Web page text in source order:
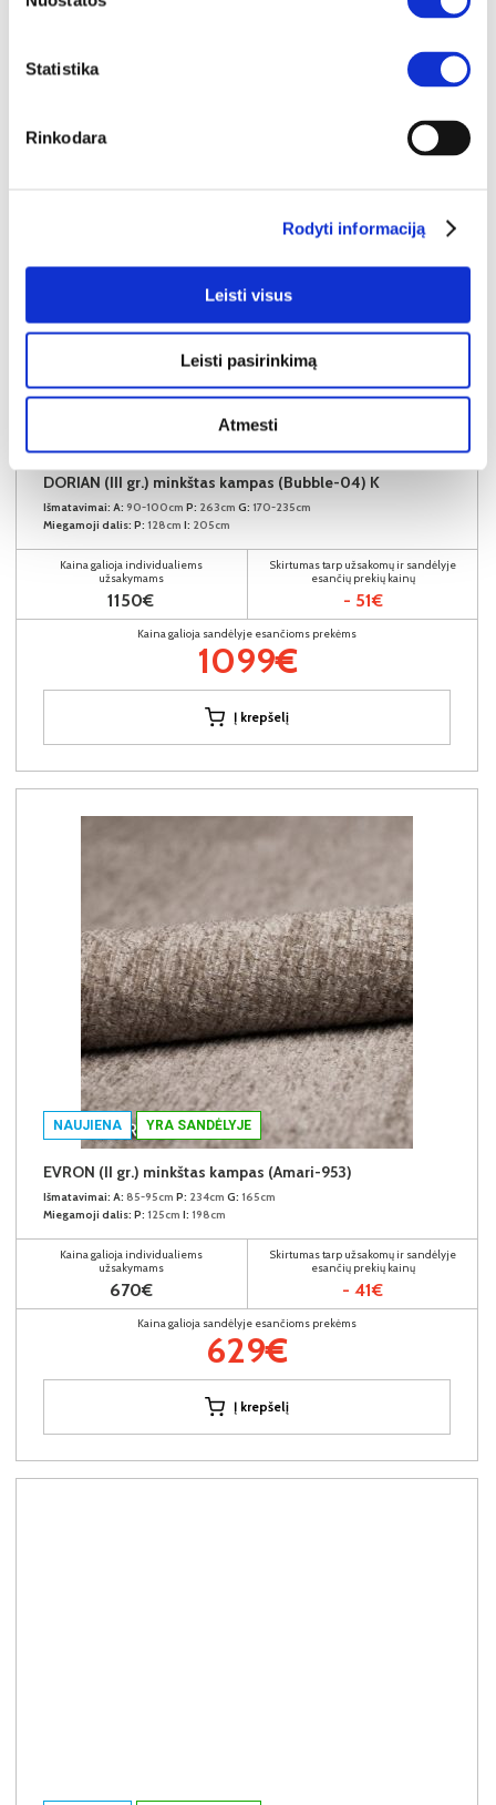
Statistika
Rinkodara
Rodyti informaciją
Leisti visus
Leisti pasirinkimą
Atmesti
YRA SANDĖLYJE
DORIAN (III gr.) minkštas kampas (Bubble-04) K
Išmatavimai: A: 90-100cm P: 263cm G: 170-235cm
Miegamoji dalis: P: 128cm I: 205cm
Kaina galioja individualiems
užsakymams
1150€
Skirtumas tarp užsakomų ir sandėlyje
esančių prekių kainų
- 51€
Kaina galioja sandėlyje esančioms prekėms
1099€
Į krepšelį
NAUJIENA YRA SANDĖLYJE
EVRON (II gr.) minkštas kampas (Amari-953)
Išmatavimai: A: 85-95cm P: 234cm G: 165cm
Miegamoji dalis: P: 125cm I: 198cm
Kaina galioja individualiems
užsakymams
670€
Skirtumas tarp užsakomų ir sandėlyje
esančių prekių kainų
- 41€
Kaina galioja sandėlyje esančioms prekėms
629€
Į krepšelį